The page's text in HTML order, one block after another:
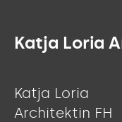
Katja Loria
Katja Loria
Architektin FH